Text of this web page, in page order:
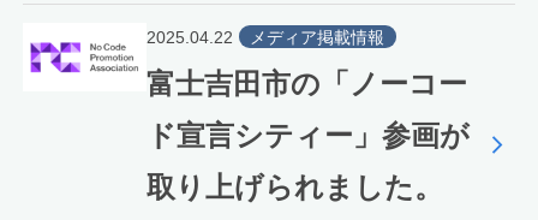
2025.04.22 メディア掲載情報
富士吉田市の「ノーコー
ド宣言シティー」参画が
取り上げられました。